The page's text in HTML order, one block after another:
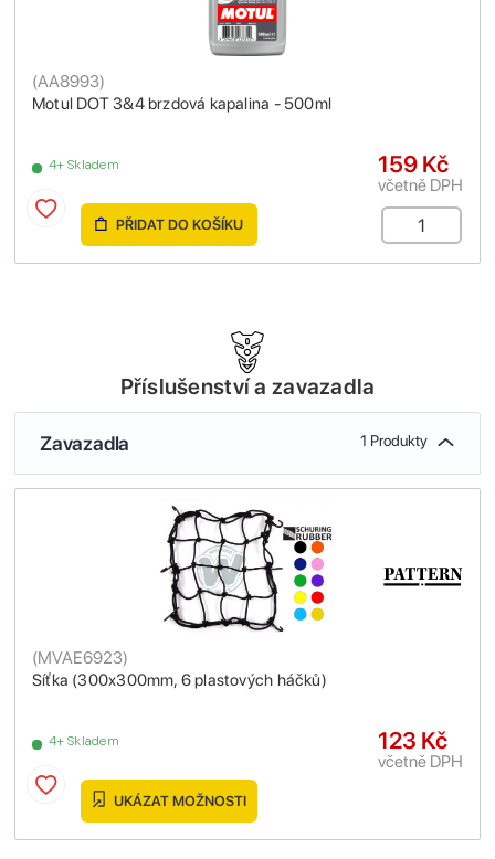
Motul DOT 3&4 brzdová kapalina - 500ml
(AA8993)
4+ Skladem 159 Kč
včetně DPH
PŘIDAT DO KOŠÍKU
Příslušenství a zavazadla
Zavazadla 1 Produkty
Síťka (300x300mm, 6 plastových háčků)
(MVAE6923)
4+ Skladem 123 Kč
včetně DPH
UKÁZAT MOŽNOSTI